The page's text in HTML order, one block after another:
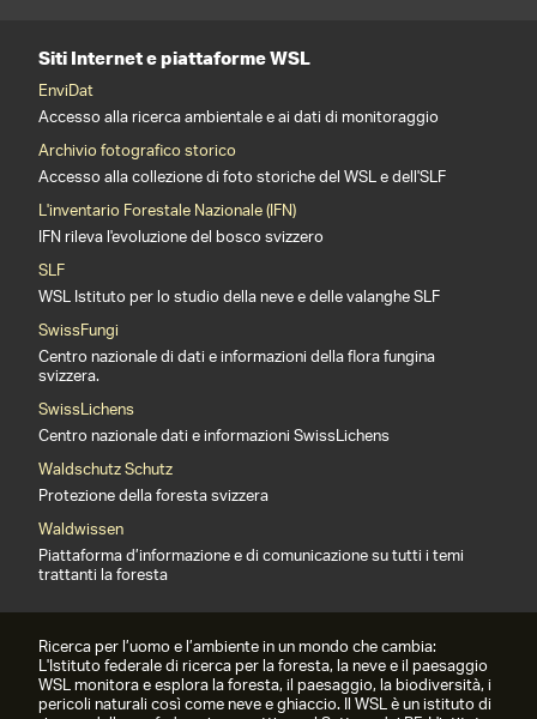
Siti Internet e piattaforme WSL
EnviDat
Accesso alla ricerca ambientale e ai dati di monitoraggio
Archivio fotografico storico
Accesso alla collezione di foto storiche del WSL e dell'SLF
L'inventario Forestale Nazionale (IFN)
IFN rileva l'evoluzione del bosco svizzero
SLF
WSL Istituto per lo studio della neve e delle valanghe SLF
SwissFungi
Centro nazionale di dati e informazioni della flora fungina
svizzera.
SwissLichens
Centro nazionale dati e informazioni SwissLichens
Waldschutz Schutz
Protezione della foresta svizzera
Waldwissen
Piattaforma d’informazione e di comunicazione su tutti i temi
trattanti la foresta
Ricerca per l’uomo e l’ambiente in un mondo che cambia:
L'Istituto federale di ricerca per la foresta, la neve e il paesaggio
WSL monitora e esplora la foresta, il paesaggio, la biodiversità, i
pericoli naturali così come neve e ghiaccio. Il WSL è un istituto di